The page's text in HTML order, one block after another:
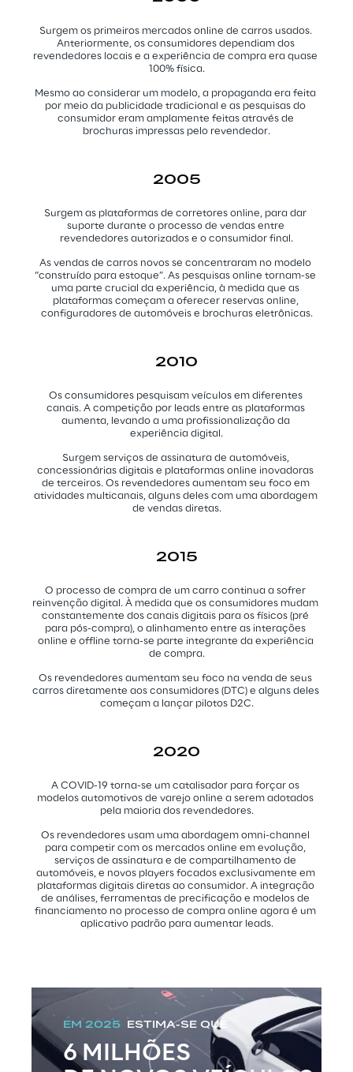
Surgem os primeiros mercados online de carros usados.
Anteriormente, os consumidores dependiam dos
revendedores locais e a experiência de compra era quase
100% física.
Mesmo ao considerar um modelo, a propaganda era feita
por meio da publicidade tradicional e as pesquisas do
consumidor eram amplamente feitas através de
brochuras impressas pelo revendedor.
2005
Surgem as plataformas de corretores online, para dar
suporte durante o processo de vendas entre
revendedores autorizados e o consumidor final.
As vendas de carros novos se concentraram no modelo
“construído para estoque”. As pesquisas online tornam-se
uma parte crucial da experiência, à medida que as
plataformas começam a oferecer reservas online,
configuradores de automóveis e brochuras eletrônicas.
2010
Os consumidores pesquisam veículos em diferentes
canais. A competição por leads entre as plataformas
aumenta, levando a uma profissionalização da
experiência digital.
Surgem serviços de assinatura de automóveis,
concessionárias digitais e plataformas online inovadoras
de terceiros. Os revendedores aumentam seu foco em
atividades multicanais, alguns deles com uma abordagem
de vendas diretas.
2015
O processo de compra de um carro continua a sofrer
reinvenção digital. À medida que os consumidores mudam
constantemente dos canais digitais para os físicos (pré
para pós-compra), o alinhamento entre as interações
online e offline torna-se parte integrante da experiência
de compra.
Os revendedores aumentam seu foco na venda de seus
carros diretamente aos consumidores (DTC) e alguns deles
começam a lançar pilotos D2C.
2020
A COVID-19 torna-se um catalisador para forçar os
modelos automotivos de varejo online a serem adotados
pela maioria dos revendedores.
Os revendedores usam uma abordagem omni-channel
para competir com os mercados online em evolução,
serviços de assinatura e de compartilhamento de
automóveis, e novos players focados exclusivamente em
plataformas digitais diretas ao consumidor. A integração
de análises, ferramentas de precificação e modelos de
financiamento no processo de compra online agora é um
aplicativo padrão para aumentar leads.
EM 2025 ESTIMA-SE QUE
6 MILHÕES